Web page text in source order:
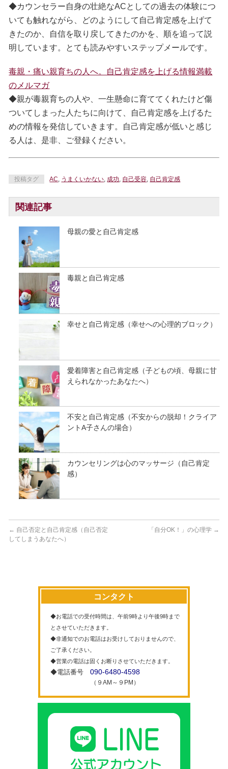
◆カウンセラー自身の壮絶なACとしての過去の体験につ
いても触れながら、どのようにして自己肯定感を上げて
きたのか、自信を取り戻してきたのかを、順を追って説
明しています。とても読みやすいステップメールです。
毒親・痛い親育ちの人へ。自己肯定感を上げる情報満載
のメルマガ
◆親が毒親育ちの人や、一生懸命に育ててくれたけど傷
ついてしまった人たちに向けて、自己肯定感を上げるた
めの情報を発信していきます。自己肯定感が低いと感じ
る人は、是非、ご登録ください。
投稿タグ AC うまくいかない 成功 自己受容 自己肯定感
関連記事
母親の愛と自己肯定感
毒親と自己肯定感
幸せと自己肯定感（幸せへの心理的ブロック）
愛着障害と自己肯定感（子どもの頃、母親に甘
えられなかったあなたへ）
不安と自己肯定感（不安からの脱却！クライア
ントA子さんの場合）
カウンセリングは心のマッサージ（自己肯定
感）
← 自己否定と自己肯定感（自己否定
してしまうあなたへ）
「自分OK！」の心理学 →
コンタクト
◆お電話での受付時間は、午前9時より午後9時まで
とさせていただきます。
◆非通知でのお電話はお受けしておりませんので、
ご了承ください。
◆営業の電話は固くお断りさせていただきます。
◆電話番号 090-6480-4598
（９AM～９PM）